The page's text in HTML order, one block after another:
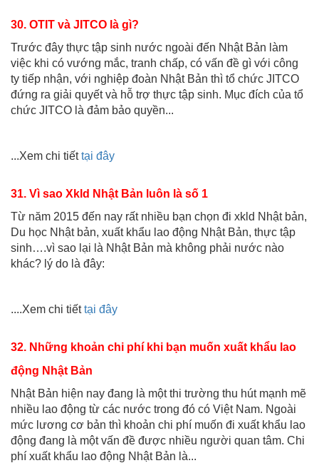
30. OTIT và JITCO là gì?
Trước đây thực tập sinh nước ngoài đến Nhật Bản làm
việc khi có vướng mắc, tranh chấp, có vấn đề gì với công
ty tiếp nhận, với nghiệp đoàn Nhật Bản thì tổ chức JITCO
đứng ra giải quyết và hỗ trợ thực tập sinh. Mục đích của tổ
chức JITCO là đảm bảo quyền...
...Xem chi tiếttại đây
31. Vì sao Xkld Nhật Bản luôn là số 1
Từ năm 2015 đến nay rất nhiều bạn chọn đi xkld Nhật bản,
Du học Nhật bản, xuất khẩu lao động Nhật Bản, thực tập
sinh….vì sao lại là Nhật Bản mà không phải nước nào
khác? lý do là đây:
....Xem chi tiếttại đây
32. Những khoản chi phí khi bạn muốn xuất khẩu lao
động Nhật Bản
Nhật Bản hiện nay đang là một thi trường thu hút mạnh mẽ
nhiều lao động từ các nước trong đó có Việt Nam. Ngoài
mức lương cơ bản thì khoản chi phí muốn đi xuất khẩu lao
động đang là một vấn đề được nhiều người quan tâm. Chi
phí xuất khẩu lao động Nhật Bản là...